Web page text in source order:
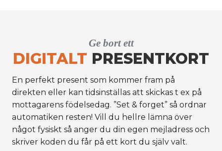
Ge bort ett
DIGITALT PRESENTKORT
En perfekt present som kommer fram på
direkten eller kan tidsinställas att skickas t ex på
mottagarens födelsedag. ”Set & forget” så ordnar
automatiken resten! Vill du hellre lämna över
något fysiskt så anger du din egen mejladress och
skriver koden du får på ett kort du själv valt.